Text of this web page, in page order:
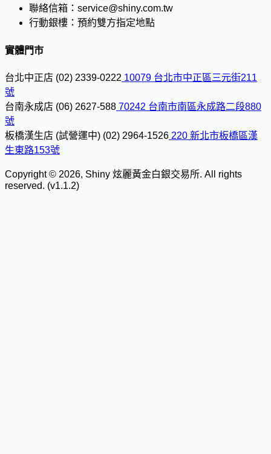
聯絡信箱： service@shiny.com.tw
行動銀樓： 預約雙方指定地點
實體門市
台北中正店 (02) 2339-0222 10079 台北市中正區三元街211
號
台南永成店 (06) 2627-588 70242 台南市南區永成路二段880
號
板橋漢生店 (試營運中) (02) 2964-1526 220 新北市板橋區漢
生東路153號
Copyright © 2026, Shiny 炫麗黃金白銀交易所. All rights
reserved. (v1.1.2)